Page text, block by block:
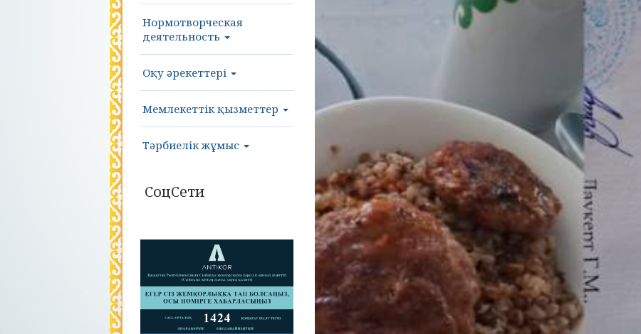
Нормотворческая
деятельность
Оқу әрекеттері
Мемлекеттік қызметтер
Тәрбиелік жұмыс
СоцСети